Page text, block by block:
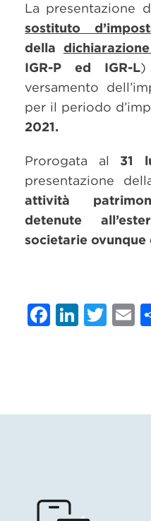
La presentazione
sostituto
della
IGR-P ed IGR-L)
versamento
per il periodo
2021.
Prorogata al 31
presentazione
attività
detenute
societarie ovunque